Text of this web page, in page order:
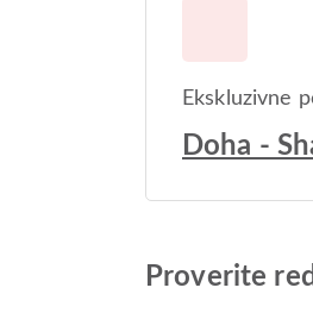
Ekskluzivne
Doha -
Proverite